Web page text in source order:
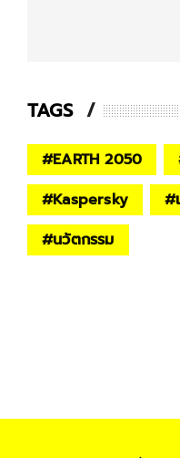
TAGS
#EARTH 2050
#Kaspersky #
#นวัตกรรม